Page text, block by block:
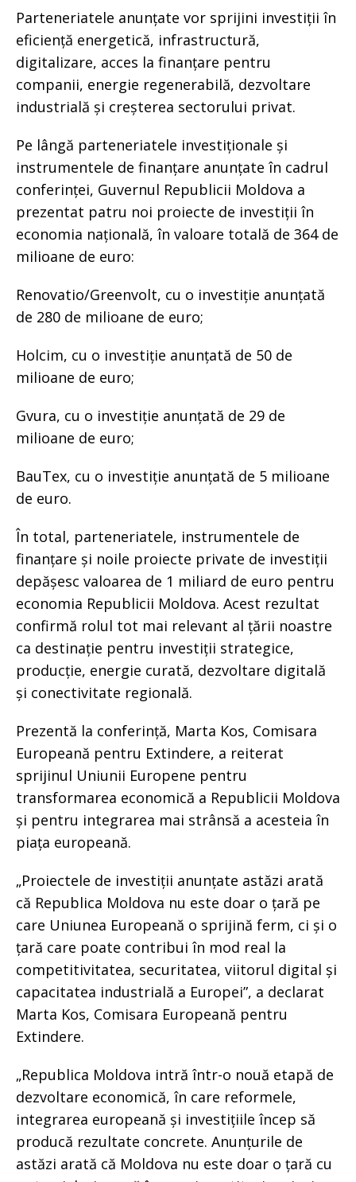
Parteneriatele anunțate vor sprijini investiții în
eficiență energetică, infrastructură,
digitalizare, acces la finanțare pentru
companii, energie regenerabilă, dezvoltare
industrială și creșterea sectorului privat.
Pe lângă parteneriatele investiționale și
instrumentele de finanțare anunțate în cadrul
conferinței, Guvernul Republicii Moldova a
prezentat patru noi proiecte de investiții în
economia națională, în valoare totală de 364 de
milioane de euro:
Renovatio/Greenvolt, cu o investiție anunțată
de 280 de milioane de euro;
Holcim, cu o investiție anunțată de 50 de
milioane de euro;
Gvura, cu o investiție anunțată de 29 de
milioane de euro;
BauTex, cu o investiție anunțată de 5 milioane
de euro.
În total, parteneriatele, instrumentele de
finanțare și noile proiecte private de investiții
depășesc valoarea de 1 miliard de euro pentru
economia Republicii Moldova. Acest rezultat
confirmă rolul tot mai relevant al țării noastre
ca destinație pentru investiții strategice,
producție, energie curată, dezvoltare digitală
și conectivitate regională.
Prezentă la conferință, Marta Kos, Comisara
Europeană pentru Extindere, a reiterat
sprijinul Uniunii Europene pentru
transformarea economică a Republicii Moldova
și pentru integrarea mai strânsă a acesteia în
piața europeană.
„Proiectele de investiții anunțate astăzi arată
că Republica Moldova nu este doar o țară pe
care Uniunea Europeană o sprijină ferm, ci și o
țară care poate contribui în mod real la
competitivitatea, securitatea, viitorul digital și
capacitatea industrială a Europei”, a declarat
Marta Kos, Comisara Europeană pentru
Extindere.
„Republica Moldova intră într-o nouă etapă de
dezvoltare economică, în care reformele,
integrarea europeană și investițiile încep să
producă rezultate concrete. Anunțurile de
astăzi arată că Moldova nu este doar o țară cu